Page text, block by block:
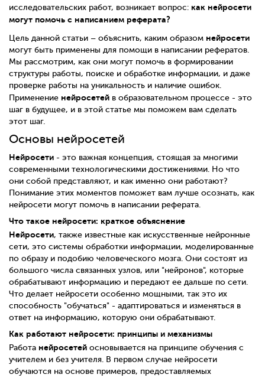
исследовательских работ, возникает вопрос: как нейросети
могут помочь с написанием реферата?
Цель данной статьи – объяснить, каким образом нейросети
могут быть применены для помощи в написании рефератов.
Мы рассмотрим, как они могут помочь в формировании
структуры работы, поиске и обработке информации, и даже
проверке работы на уникальность и наличие ошибок.
Применение нейросетей в образовательном процессе - это
шаг в будущее, и в этой статье мы поможем вам сделать
этот шаг.
Основы нейросетей
Нейросети - это важная концепция, стоящая за многими
современными технологическими достижениями. Но что
они собой представляют, и как именно они работают?
Понимание этих моментов поможет вам лучше осознать, как
нейросети могут помочь в написании реферата.
Что такое нейросети: краткое объяснение
Нейросети, также известные как искусственные нейронные
сети, это системы обработки информации, моделированные
по образу и подобию человеческого мозга. Они состоят из
большого числа связанных узлов, или "нейронов", которые
обрабатывают информацию и передают ее дальше по сети.
Что делает нейросети особенно мощными, так это их
способность "обучаться" - адаптироваться и изменяться в
ответ на информацию, которую они обрабатывают.
Как работают нейросети: принципы и механизмы
Работа нейросетей основывается на принципе обучения с
учителем и без учителя. В первом случае нейросети
обучаются на основе примеров, предоставляемых